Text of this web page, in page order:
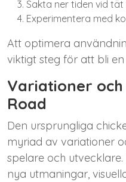
Sakta ner tiden vid tät
Experimentera med
Att optimera
viktigt steg för att bli
Variationer och
Road
Den ursprungliga
myriad av variationer
spelare och
nya utmaningar,